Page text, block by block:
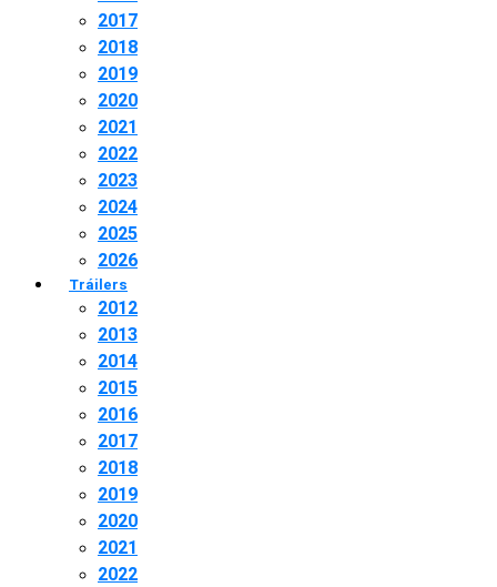
2017
2018
2019
2020
2021
2022
2023
2024
2025
2026
Tráilers
2012
2013
2014
2015
2016
2017
2018
2019
2020
2021
2022